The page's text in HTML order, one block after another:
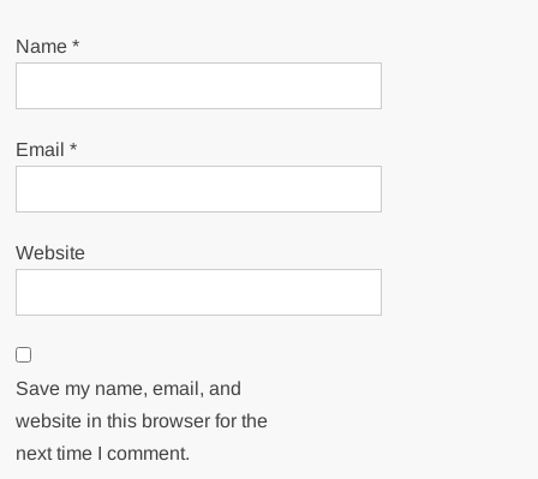
Name*
Email*
Website
Save my name, email, and
website in this browser for the
next time I comment.